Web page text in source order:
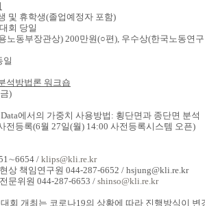
및 휴학생(졸업예정자 포함)
회 당일
노동부장관상) 200만원(○편), 우수상(한국노동연
일
석방법론 워크숍
)
에서의 가중치 사용방법: 횡단면과 종단면 분석
전등록(6월 27일(월) 14:00 사전등록시스템 오픈)
/ klips@kli.re.kr
상 책임연구원 044-287-6652 / hsjung@kli.re.kr
문위원 044-287-6653 / shinso@kli.re.kr
회 개최는 코로나19의 상황에 따라 진행방식이 변